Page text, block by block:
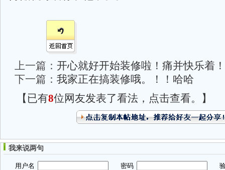
上一篇： 开心就好开始装修啦！痛并快乐着！
下一篇： 我家正在搞装修哦。！！哈哈
【已有8位网友发表了看法，点击查看。】
我来说两句
用户名 密码 验